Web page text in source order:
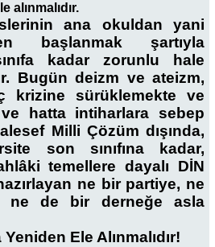
alınmalıdır.
ana okuldan yani
başlanmak şartıyla
kadar zorunlu hale
Bugün deizm ve ateizm,
krizine sürüklemekte ve
hatta intiharlara sebep
Milli Çözüm dışında,
son sınıfına kadar,
temellere dayalı DİN
ne bir partiye, ne
ne de bir derneğe asla
Ele Alınmalıdır!